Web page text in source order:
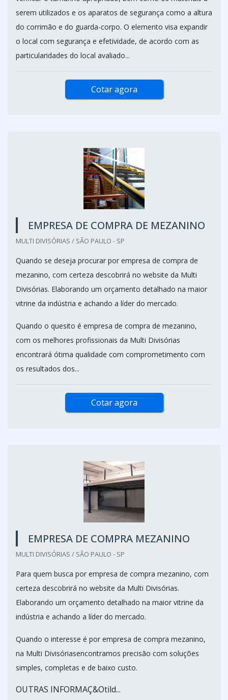
serem utilizados e os aparatos de segurança como a altura
do corrimão e do guarda-corpo. O elemento visa expandir
o local com segurança e efetividade, de acordo com as
particularidades do local avaliado...
Cotar agora
EMPRESA DE COMPRA DE MEZANINO
MULTI DIVISÓRIAS / SÃO PAULO - SP
Quando se deseja procurar por empresa de compra de
mezanino, com certeza descobrirá no website da Multi
Divisórias. Elaborando um orçamento detalhado na maior
vitrine da indústria e achando a líder do mercado.
Quando o quesito é empresa de compra de mezanino,
com os melhores profissionais da Multi Divisórias
encontrará ótima qualidade com comprometimento com
os resultados dos...
Cotar agora
EMPRESA DE COMPRA MEZANINO
MULTI DIVISÓRIAS / SÃO PAULO - SP
Para quem busca por empresa de compra mezanino, com
certeza descobrirá no website da Multi Divisórias.
Elaborando um orçamento detalhado na maior vitrine da
indústria e achando a líder do mercado.
Quando o interesse é por empresa de compra mezanino,
na Multi Divisóriasencontramos precisão com soluções
simples, completas e de baixo custo.
OUTRAS INFORMAÇ&Otild...